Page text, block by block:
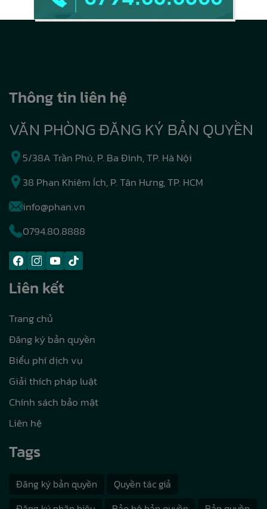
Thông tin liên hệ
VĂN PHÒNG ĐĂNG KÝ BẢN QUYỀN
5/38A Trần Phú, P. Ba Đình, TP. Hà Nội
38 Phan Khiêm Ích, P. Tân Hưng, TP. HCM
info@phan.vn
0794.80.8888
Liên kết
Trang chủ
Đăng ký bản quyền
Biểu phí dịch vụ
Giải thích pháp luật
Chính sách bảo mật
Liên hệ
Tags
Đăng ký bản quyền
Quyền tác giả